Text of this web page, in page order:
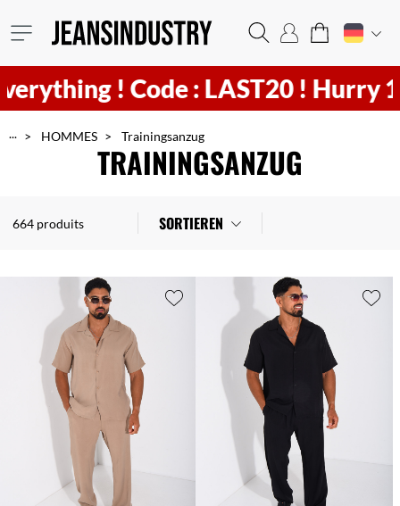
: LAST20 ! Hurry13h 33min7
... HOMMES Trainingsanzug
TRAININGSANZUG
664 produits SORTIEREN